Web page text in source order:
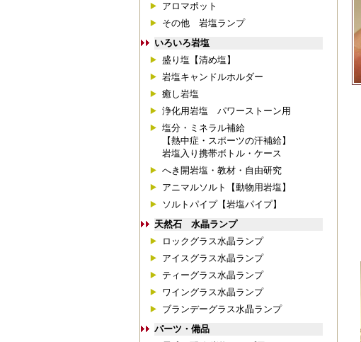
アロマポット
その他 岩塩ランプ
いろいろ岩塩
盛り塩【清め塩】
岩塩キャンドルホルダー
癒し岩塩
浄化用岩塩 パワーストーン用
塩分・ミネラル補給
【熱中症・スポーツの汗補給】
岩塩入り携帯ボトル・ケース
へき開岩塩・教材・自由研究
アニマルソルト【動物用岩塩】
ソルトパイプ【岩塩パイプ】
天然石 水晶ランプ
ロックグラス水晶ランプ
アイスグラス水晶ランプ
ティーグラス水晶ランプ
ワイングラス水晶ランプ
ブランデーグラス水晶ランプ
パーツ・備品